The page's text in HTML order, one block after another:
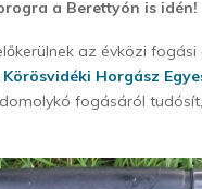
a Berettyón is idén!
az évközi
Körösvidéki Horgász
fogásáról